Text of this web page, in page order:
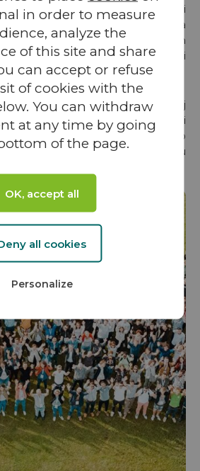
zasobów, bez emisji CO₂ i
odpadów, energia odnawialna
się do przeciwdziałania zmianom
samym do ochrony różnorodności
VALOREM dąży do jak najbardziej
swoich obiektów energii
je środowisko oraz do
wpływu każdego projektu
in order to measure
analyze the
of this site and share
can accept or refuse
of cookies with the
You can withdraw
at any time by going
of the page.
OK, accept all
all cookies
Personalize